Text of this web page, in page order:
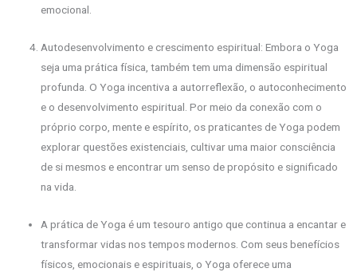
emocional.
Autodesenvolvimento e crescimento espiritual: Embora o Yoga
seja uma prática física, também tem uma dimensão espiritual
profunda. O Yoga incentiva a autorreflexão, o autoconhecimento
e o desenvolvimento espiritual. Por meio da conexão com o
próprio corpo, mente e espírito, os praticantes de Yoga podem
explorar questões existenciais, cultivar uma maior consciência
de si mesmos e encontrar um senso de propósito e significado
na vida.
A prática de Yoga é um tesouro antigo que continua a encantar e
transformar vidas nos tempos modernos. Com seus benefícios
físicos, emocionais e espirituais, o Yoga oferece uma